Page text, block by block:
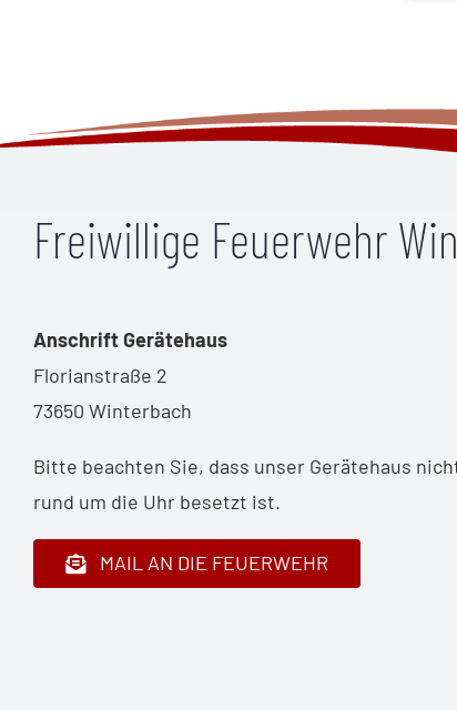
Freiwillige Feuerwehr
Anschrift Gerätehaus
Florianstraße 2
73650 Winterbach
Bitte beachten Sie, dass unser Gerätehaus
rund um die Uhr besetzt ist.
MAIL AN DIE FEUERWEHR